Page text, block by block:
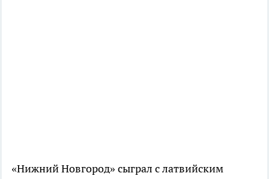
«Нижний Новгород» сыграл с латвийским